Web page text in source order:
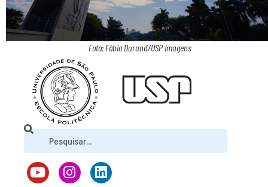
Foto: Fábio Durand/USP Imagens